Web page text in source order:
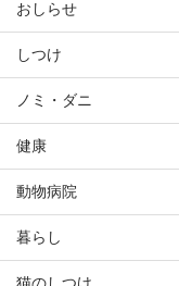
おしらせ
しつけ
ノミ・ダニ
健康
動物病院
暮らし